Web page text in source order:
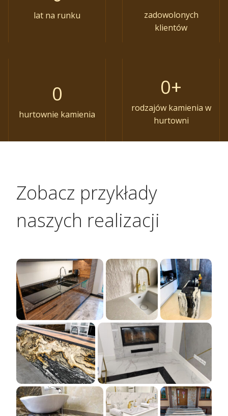
lat na runku
zadowolonych
klientów
0
hurtownie kamienia
+
0+
rodzajów kamienia w
hurtowni
Zobacz przykłady
naszych realizacji